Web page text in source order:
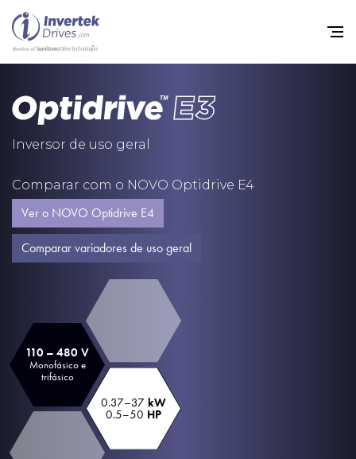
Inversor de uso geral
Comparar com o NOVO Optidrive E4
Ver o NOVO Optidrive E4
Comparar variadores de uso geral
110 – 480 V
Monofásico e
trifásico
0.37–37 kW
0.5–50 HP